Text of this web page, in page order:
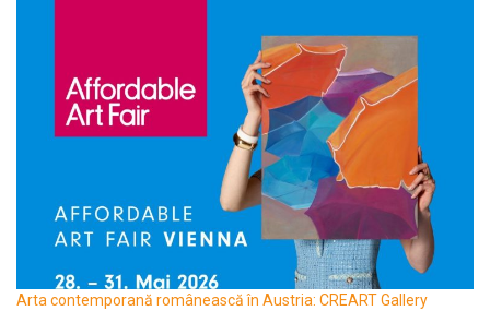
Arta contemporană românească în Austria: CREART Gallery